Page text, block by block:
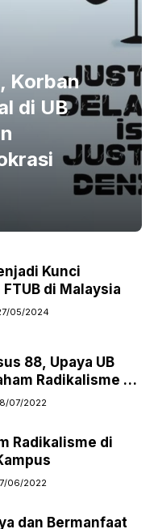
Korban
di UB
Kunci
di Malaysia
05/2024
88, Upaya UB
Radikalisme di
07/2022
Radikalisme di
06/2022
dan Bermanfaat